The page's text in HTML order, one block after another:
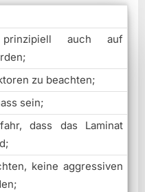
auch auf
zu beachten;
sein;
dass das Laminat
keine aggressiven